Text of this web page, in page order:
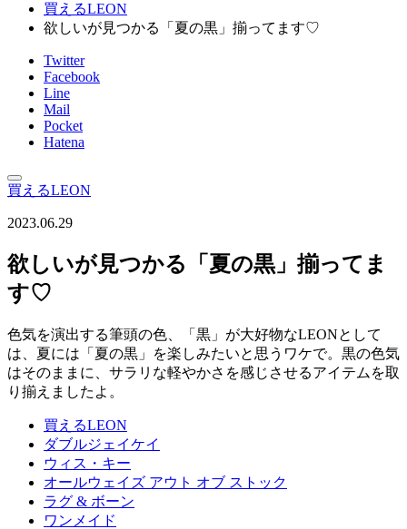
買えるLEON
欲しいが見つかる「夏の黒」揃ってます♡
Twitter
Facebook
Line
Mail
Pocket
Hatena
買えるLEON
2023.06.29
欲しいが見つかる「夏の黒」揃ってま
す♡
色気を演出する筆頭の色、「黒」が大好物なLEONとして
は、夏には「夏の黒」を楽しみたいと思うワケで。黒の色気
はそのままに、サラリな軽やかさを感じさせるアイテムを取
り揃えましたよ。
買えるLEON
ダブルジェイケイ
ウィス・キー
オールウェイズ アウト オブ ストック
ラグ & ボーン
ワンメイド